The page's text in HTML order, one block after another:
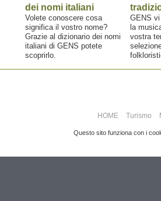
dei nomi italiani
Volete conoscere cosa
significa il vostro nome?
Grazie al dizionario dei nomi
italiani di GENS potete
scoprirlo.
GENS
la
vostra
HOME Turismo
Questo sito funziona con i